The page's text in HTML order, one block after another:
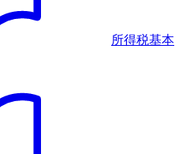
所得税基本